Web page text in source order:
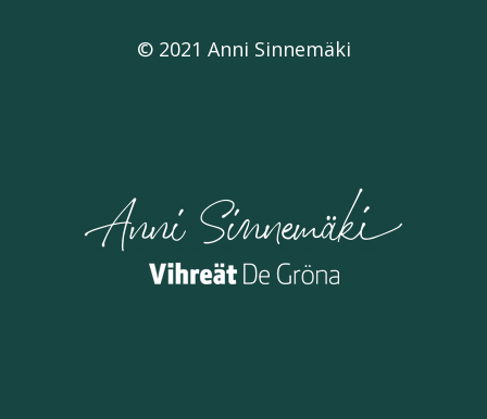
© 2021 Anni Sinnemäki